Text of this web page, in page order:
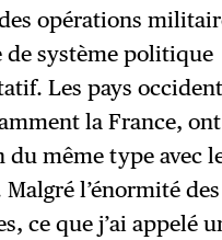
opérations
de système politique
Les pays
la France,
du même type avec
l’énormité
ce que j’ai appelé